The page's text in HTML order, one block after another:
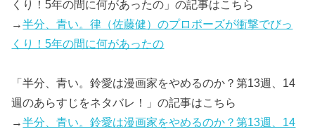
くり！5年の間に何があったの」の記事はこちら
→半分、青い。律（佐藤健）のプロポーズが衝撃でびっ
くり！5年の間に何があったの
「半分、青い。鈴愛は漫画家をやめるのか？第13週、14
週のあらすじをネタバレ！」の記事はこちら
→半分、青い。鈴愛は漫画家をやめるのか？第13週、14